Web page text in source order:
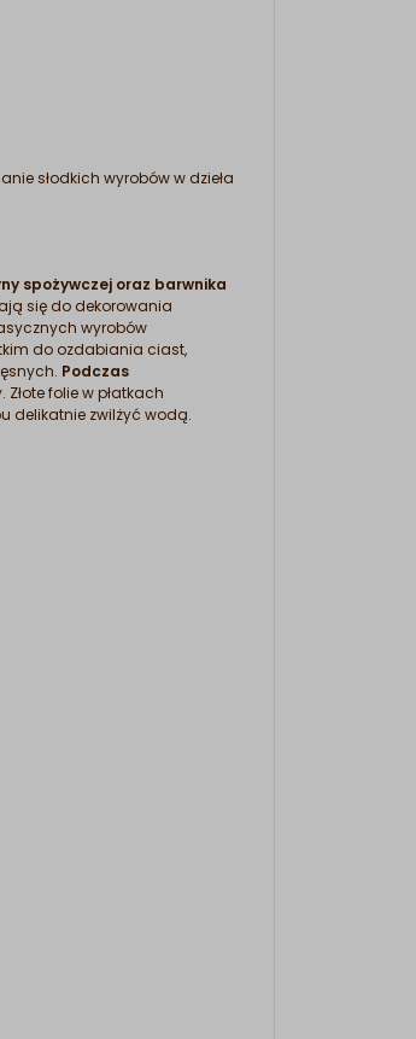
słodkich wyrobów w dzieła
spożywczej oraz barwnika
się do dekorowania
wyrobów
do ozdabiania ciast,
Podczas
folie w płatkach
delikatnie zwilżyć wodą.